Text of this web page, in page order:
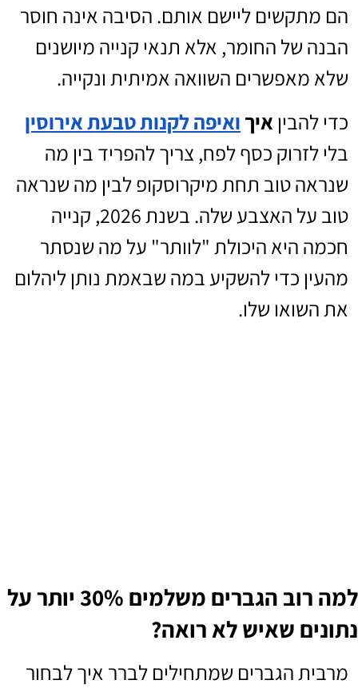
הם מתקשים ליישם אותם. הסיבה אינה חוסר
הבנה של החומר, אלא תנאי קנייה מיושנים
שלא מאפשרים השוואה אמיתית ונקייה.
כדי להבין איך ואיפה לקנות טבעת אירוסין
בלי לזרוק כסף לפח, צריך להפריד בין מה
שנראה טוב תחת מיקרוסקופ לבין מה שנראה
טוב על האצבע שלה. בשנת 2026, קנייה
חכמה היא היכולת "לוותר" על מה שנסתר
מהעין כדי להשקיע במה שבאמת נותן ליהלום
את השואו שלו.
למה רוב הגברים משלמים 30% יותר על
נתונים שאיש לא רואה?
מרבית הגברים שמתחילים לברר איך לבחור